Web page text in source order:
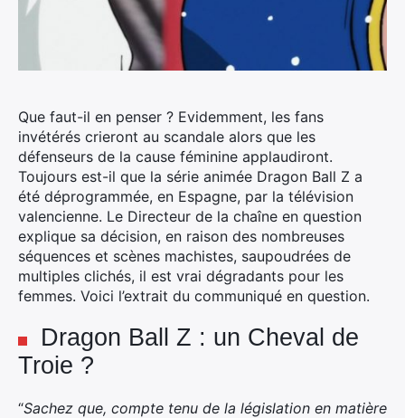
Que faut-il en penser ? Evidemment, les fans
invétérés crieront au scandale alors que les
défenseurs de la cause féminine applaudiront.
Toujours est-il que la série animée Dragon Ball Z a
été déprogrammée, en Espagne, par la télévision
valencienne. Le Directeur de la chaîne en question
explique sa décision, en raison des nombreuses
séquences et scènes machistes, saupoudrées de
multiples clichés, il est vrai dégradants pour les
femmes. Voici l’extrait du communiqué en question.
Dragon Ball Z : un Cheval de
Troie ?
“Sachez que, compte tenu de la législation en matière